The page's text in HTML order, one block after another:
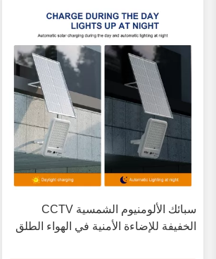
سبائك الألومنيوم الشمسية CCTV
الخفيفة للإضاءة الأمنية في الهواء الطلق